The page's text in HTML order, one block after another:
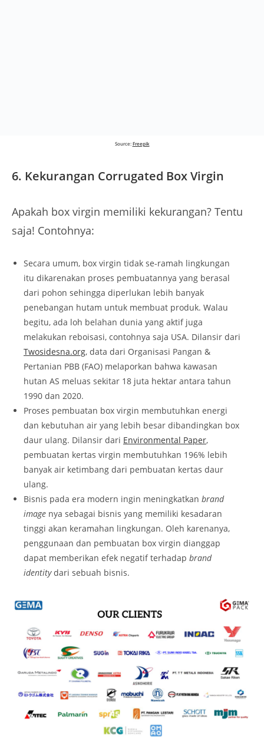
Source: Freepik
6. Kekurangan Corrugated Box Virgin
Apakah box virgin memiliki kekurangan? Tentu
saja! Contohnya:
Secara umum, box virgin tidak se-ramah lingkungan
itu dikarenakan proses pembuatannya yang berasal
dari pohon sehingga diperlukan lebih banyak
penebangan hutam untuk membuat produk. Walau
begitu, ada loh belahan dunia yang aktif juga
melakukan reboisasi, contohnya saja USA. Dilansir dari
Twosidesna.org, data dari Organisasi Pangan &
Pertanian PBB (FAO) melaporkan bahwa kawasan
hutan AS meluas sekitar 18 juta hektar antara tahun
1990 dan 2020.
Proses pembuatan box virgin membutuhkan energi
dan kebutuhan air yang lebih besar dibandingkan box
daur ulang. Dilansir dari Environmental Paper,
pembuatan kertas virgin membutuhkan 196% lebih
banyak air ketimbang dari pembuatan kertas daur
ulang.
Bisnis pada era modern ingin meningkatkan brand
image nya sebagai bisnis yang memiliki kesadaran
tinggi akan keramahan lingkungan. Oleh karenanya,
penggunaan dan pembuatan box virgin dianggap
dapat memberikan efek negatif terhadap brand
identitydari sebuah bisnis.